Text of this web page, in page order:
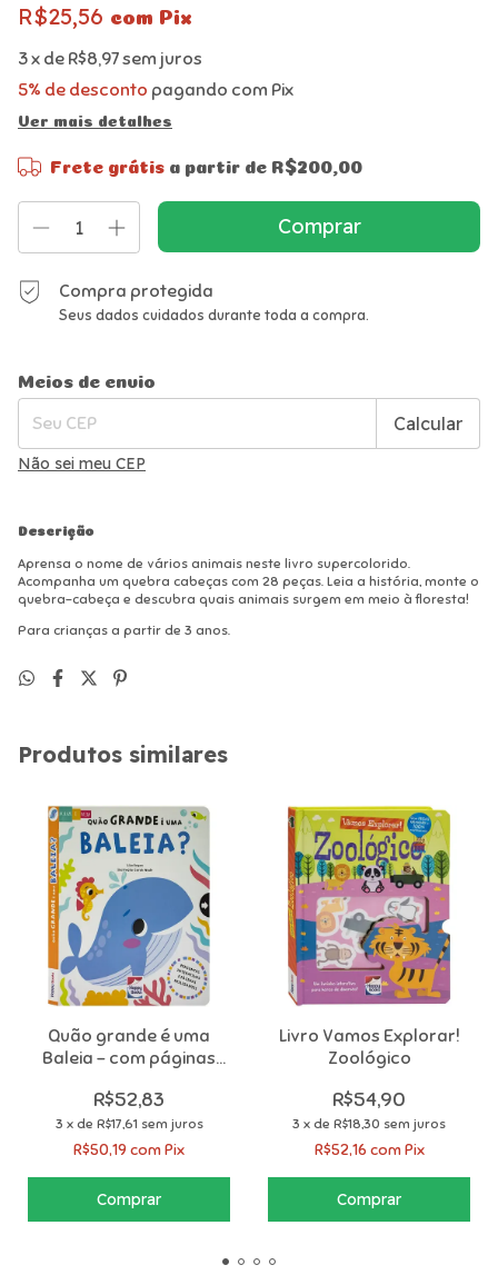
R$25,56 com Pix
3x de R$8,97sem juros
5% de desconto pagando com Pix
Ver mais detalhes
Frete grátis a partir de R$200,00
Compra protegida
Seus dados cuidados durante toda a compra.
Meios de envio
Calcular
Não sei meu CEP
Descrição
Aprensa o nome de vários animais neste livro supercolorido.
Acompanha um quebra cabeças com 28 peças. Leia a história, monte o
quebra-cabeça e descubra quais animais surgem em meio à floresta!
Para crianças a partir de 3 anos.
Produtos similares
Quão grande é uma
Baleia - com páginas
R$52,83
3 x de R$17,61 sem juros
R$50,19 comPix
Livro Vamos Explorar!
Zoológico
R$54,90
3 x de R$18,30 sem juros
R$52,16 com Pix